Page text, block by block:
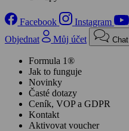
Facebook Instagram
Objednat
Můj účet Chat
Formula 1®
Jak to funguje
Novinky
Časté dotazy
Ceník, VOP a GDPR
Kontakt
Aktivovat voucher